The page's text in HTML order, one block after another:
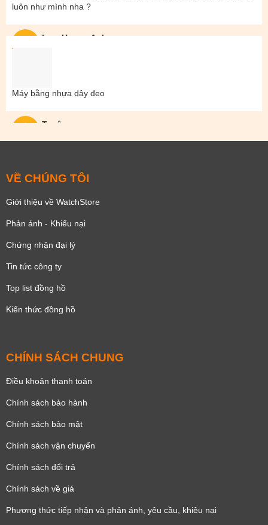
Lam Hoang Anh
luôn như mình nha ?
Tuyên
Máy bằng nhựa dây đeo
VỀ CHÚNG TÔI
Giới thiệu về WatchStore
Phản ánh - Khiếu nại
Chứng nhận đại lý
Tin tức công ty
Top list đồng hồ
Kiến thức đồng hồ
CHÍNH SÁCH CHUNG
Điều khoản thanh toán
Chính sách bảo hành
Chính sách bảo mật
Chính sách vận chuyển
Chính sách đổi trả
Chính sách về giá
Phương thức tiếp nhận và phản ánh, yêu cầu, khiêu nại